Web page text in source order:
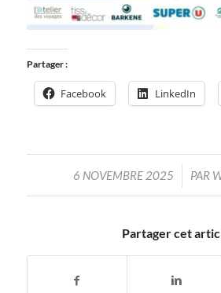
Partager :
Facebook LinkedIn
6 NOVEMBRE 2025
/ PAR
Partager cet